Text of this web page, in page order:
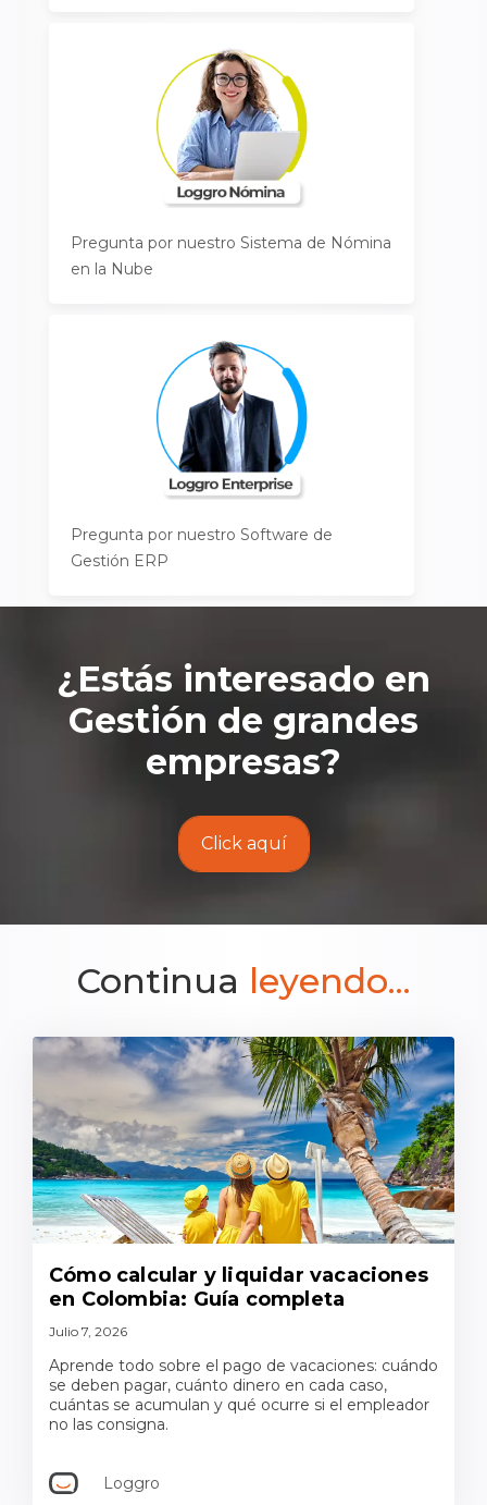
Pregunta por nuestro Sistema de Nómina
en la Nube
Pregunta por nuestro Software de
Gestión ERP
¿Estás interesado en
Gestión de grandes
empresas?
Click aquí
Continua leyendo...
Cómo calcular y liquidar vacaciones
en Colombia: Guía completa
Julio 7, 2026
Aprende todo sobre el pago de vacaciones: cuándo
se deben pagar, cuánto dinero en cada caso,
cuántas se acumulan y qué ocurre si el empleador
no las consigna.
Loggro